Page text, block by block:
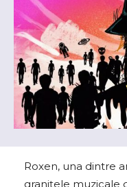
Roxen, una dintre
granițele muzicale